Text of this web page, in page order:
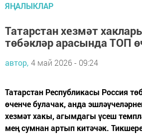
ЯҢАЛЫКЛАР
Татарстан хезмәт
төбәкләр арасында ТОП
автор, 4 май 2026 - 09:24
Татарстан Республикасы Россия
өченче булачак, анда
хезмәт хакы, агымдагы үсеш
мең сумнан артып китәчәк.